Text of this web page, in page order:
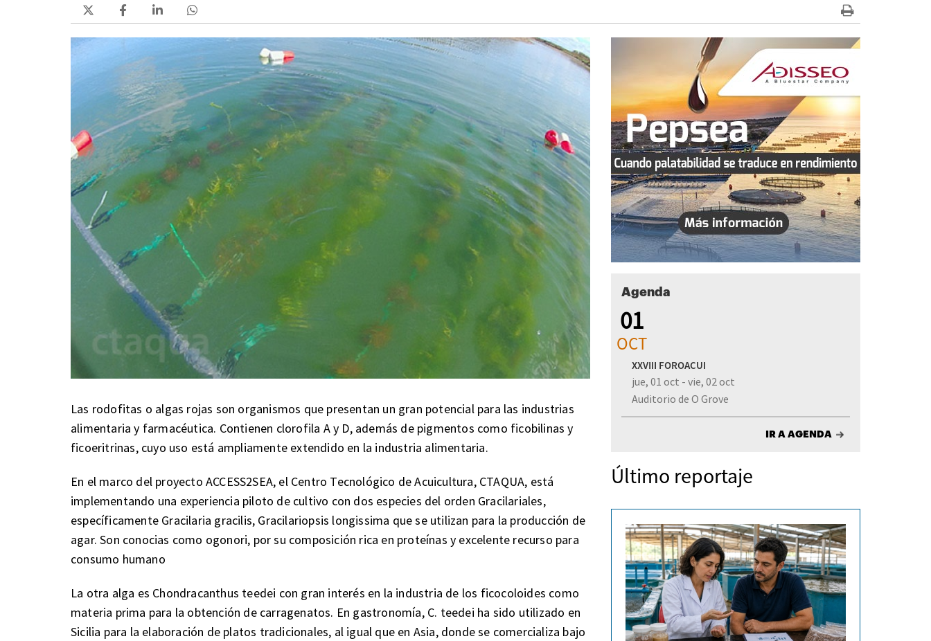
Las rodofitas o algas rojas son organismos que presentan un gran potencial para las industrias
alimentaria y farmacéutica. Contienen clorofila A y D, además de pigmentos como ficobilinas y
ficoeritrinas, cuyo uso está ampliamente extendido en la industria alimentaria.
En el marco del proyecto ACCESS2SEA, el Centro Tecnológico de Acuicultura, CTAQUA, está
implementando una experiencia piloto de cultivo con dos especies del orden Gracilariales,
específicamente Gracilaria gracilis, Gracilariopsis longissima que se utilizan para la producción de
agar. Son conocias como ogonori, por su composición rica en proteínas y excelente recurso para
consumo humano
La otra alga es Chondracanthus teedei con gran interés en la industria de los ficocoloides como
materia prima para la obtención de carragenatos. En gastronomía, C. teedei ha sido utilizado en
Sicilia para la elaboración de platos tradicionales, al igual que en Asia, donde se comercializa bajo
Agenda
01
OCT
XXVIII FOROACUI
jue, 01 oct - vie, 02 oct
Auditorio de O Grove
IR A AGENDA
Último reportaje